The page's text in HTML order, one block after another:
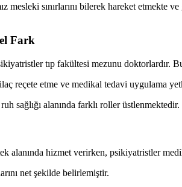
mesleki sınırlarını bilerek hareket
Fark
tıp fakültesi mezunu doktorlardır.
reçete etme ve medikal tedavi uygulama
sağlığı alanında farklı roller
alanında hizmet verirken, psikiyatristler
net şekilde belirlemiştir.